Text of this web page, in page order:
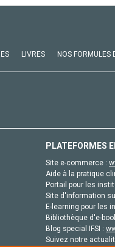
LIVRES NOS FORMULES
PLATEFORMES
Site e-commerce :
Aide à la pratique
Portail pour les
Site d'information
E-learning pour les
Bibliothèque d'e-
Blog special IFSI :
Suivez notre